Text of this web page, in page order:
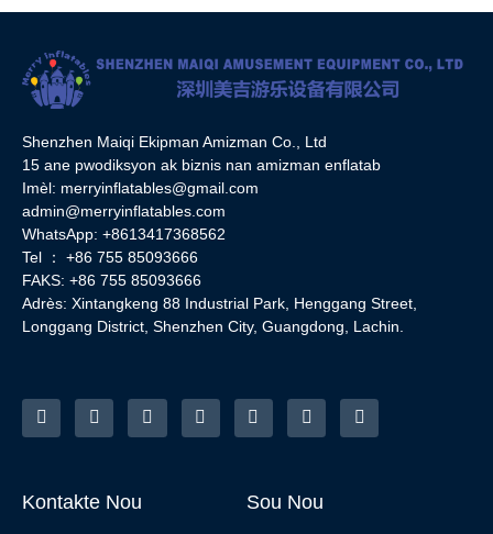
Shenzhen Maiqi Ekipman Amizman Co., Ltd
15 ane pwodiksyon ak biznis nan amizman enflatab
Imèl: merryinflatables@gmail.com
admin@merryinflatables.com
WhatsApp: +8613417368562
Tel ： +86 755 85093666
FAKS: +86 755 85093666
Adrès: Xintangkeng 88 Industrial Park, Henggang Street,
Longgang District, Shenzhen City, Guangdong, Lachin.
Kontakte Nou Sou Nou